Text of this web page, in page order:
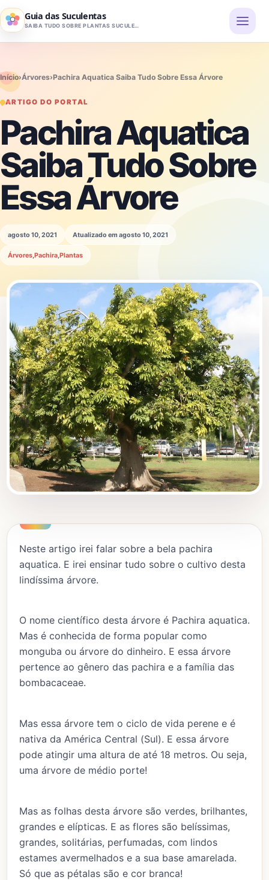
Pular para o conteúdo
Guia das Suculentas
SAIBA TUDO SOBRE PLANTAS SUCULENTAS
Início›Árvores›Pachira Aquatica Saiba Tudo Sobre Essa Árvore
ARTIGO DO PORTAL
Pachira Aquatica
Saiba Tudo Sobre
Essa Árvore
agosto 10, 2021 Atualizado em agosto 10, 2021
Árvores Pachira Plantas
Neste artigo irei falar sobre a bela pachira
aquatica. E irei ensinar tudo sobre o cultivo desta
lindíssima árvore.
O nome científico desta árvore é Pachira aquatica.
Mas é conhecida de forma popular como
monguba ou árvore do dinheiro. E essa árvore
pertence ao gênero das pachira e a família das
bombacaceae.
Mas essa árvore tem o ciclo de vida perene e é
nativa da América Central (Sul). E essa árvore
pode atingir uma altura de até 18 metros. Ou seja,
uma árvore de médio porte!
Mas as folhas desta árvore são verdes, brilhantes,
grandes e elípticas. E as flores são belíssimas,
grandes, solitárias, perfumadas, com lindos
estames avermelhados e a sua base amarelada.
Só que as pétalas são e cor branca!